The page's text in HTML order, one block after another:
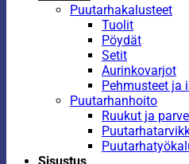
Puutarhakalusteet
Tuolit
Pöydät
Setit
Aurinkovarjot
Pehmusteet ja
Puutarhanhoito
Ruukut ja